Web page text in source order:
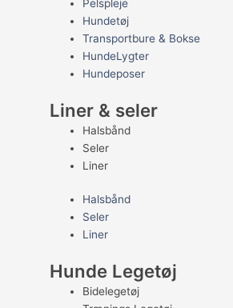
Pelspleje
Hundetøj
Transportbure & Bokse
HundeLygter
Hundeposer
Liner & seler
Halsbånd
Seler
Liner
Halsbånd
Seler
Liner
Hunde Legetøj
Bidelegetøj